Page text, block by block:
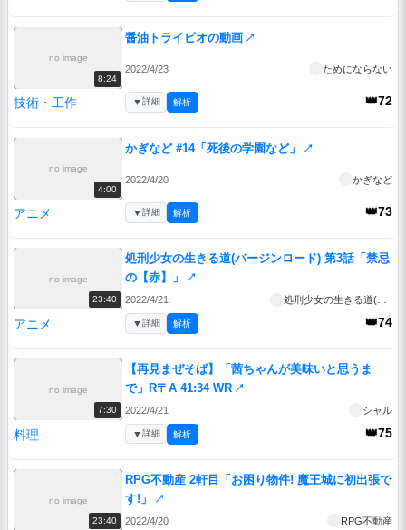
no image
8:24
醤油トライピオの動画 ↗
2022/4/23 ためにならない
技術・工作 👑72
▼詳細 解析
no image
4:00
かぎなど #14「死後の学園など」 ↗
2022/4/20 かぎなど
アニメ 👑73
▼詳細 解析
no image
23:40
処刑少女の生きる道(バージンロード) 第3話「禁忌
の【赤】」
↗
2022/4/21
アニメ 👑74
▼詳細 解析
no image
7:30
【再見まぜそば】「茜ちゃんが美味いと思うま
で」R〒A 41:34 WR ↗
2022/4/21 シャル
料理 👑75
▼詳細 解析
no image
23:40
RPG不動産 2軒目「お困り物件! 魔王城に初出張で
す!」
↗
2022/4/20 RPG不動産